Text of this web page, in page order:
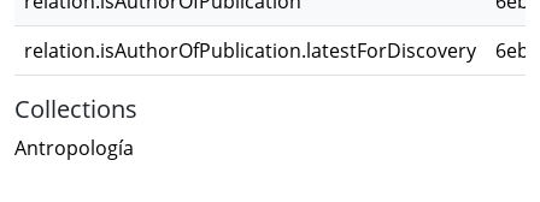
relation.isAuthorOfPublication.latestForDiscovery
Collections
Antropología